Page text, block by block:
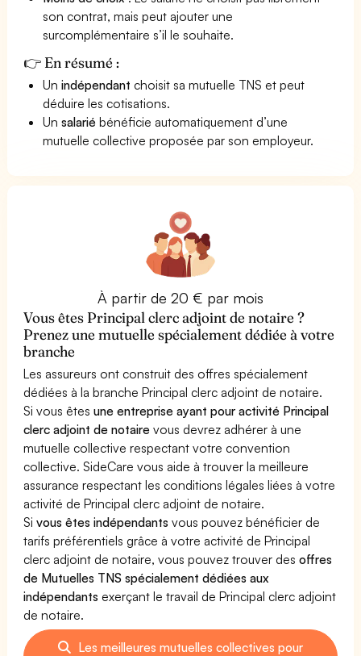
son contrat, mais peut ajouter une
surcomplémentaire s’il le souhaite.
👉 En résumé :
Unindépendant choisit sa mutuelle TNS et peut
déduire les cotisations.
Unsalarié bénéficie automatiquement d’une
mutuelle collective proposée par son employeur.
À partir de 20 € par mois
Vous êtes Principal clerc adjoint de notaire ?
Prenez une mutuelle spécialement dédiée à votre
branche
Les assureurs ont construit des offres spécialement
dédiées à la branche Principal clerc adjoint de notaire.
Si vous êtesune entreprise ayant pour activité Principal
clerc adjoint de notaire vous devrez adhérer à une
mutuelle collective respectant votre convention
collective. SideCare vous aide à trouver la meilleure
assurance respectant les conditions légales liées à votre
activité de Principal clerc adjoint de notaire.
Sivous êtes indépendants vous pouvez bénéficier de
tarifs préférentiels grâce à votre activité de Principal
clerc adjoint de notaire, vous pouvez trouver desoffres
de Mutuelles TNS spécialement dédiées aux
indépendants exerçant le travail de Principal clerc adjoint
de notaire.
Les meilleures mutuelles collectives pour